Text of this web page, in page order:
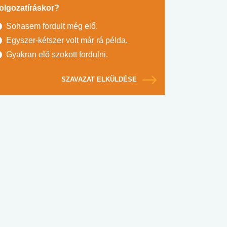
Sohasem fordult még elő.
Egyszer-kétszer volt már rá példa.
Gyakran elő szokott fordulni.
SZAVAZAT ELKÜLDÉSE